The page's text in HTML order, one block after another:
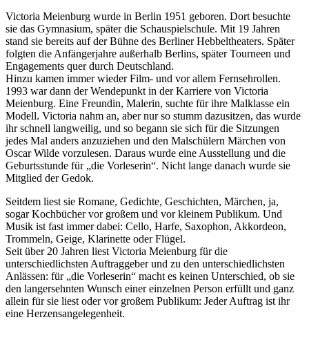
Victoria Meienburg wurde in Berlin 1951 geboren. Dort besuchte
sie das Gymnasium, später die Schauspielschule. Mit 19 Jahren
stand sie bereits auf der Bühne des Berliner Hebbeltheaters. Später
folgten die Anfängerjahre außerhalb Berlins, später Tourneen und
Engagements quer durch Deutschland.
Hinzu kamen immer wieder Film- und vor allem Fernsehrollen.
1993 war dann der Wendepunkt in der Karriere von Victoria
Meienburg. Eine Freundin, Malerin, suchte für ihre Malklasse ein
Modell. Victoria nahm an, aber nur so stumm dazusitzen, das wurde
ihr schnell langweilig, und so begann sie sich für die Sitzungen
jedes Mal anders anzuziehen und den Malschülern Märchen von
Oscar Wilde vorzulesen. Daraus wurde eine Ausstellung und die
Geburtsstunde für „die Vorleserin“. Nicht lange danach wurde sie
Mitglied der Gedok.
Seitdem liest sie Romane, Gedichte, Geschichten, Märchen, ja,
sogar Kochbücher vor großem und vor kleinem Publikum. Und
Musik ist fast immer dabei: Cello, Harfe, Saxophon, Akkordeon,
Trommeln, Geige, Klarinette oder Flügel.
Seit über 20 Jahren liest Victoria Meienburg für die
unterschiedlichsten Auftraggeber und zu den unterschiedlichsten
Anlässen: für „die Vorleserin“ macht es keinen Unterschied, ob sie
den langersehnten Wunsch einer einzelnen Person erfüllt und ganz
allein für sie liest oder vor großem Publikum: Jeder Auftrag ist ihr
eine Herzensangelegenheit.